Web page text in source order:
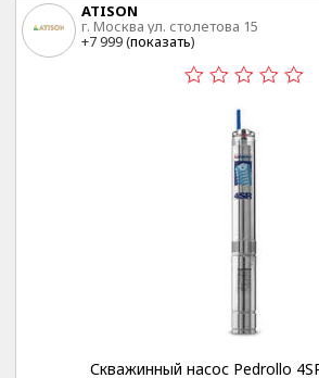
ATISON
г. Москва ул. столетова 15
+7 999 (показать)
Скважинный насос Pedrollo